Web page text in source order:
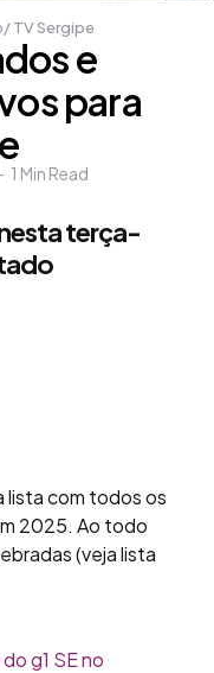
TV Sergipe
e
para
1 Min Read
terça-
lista com todos os
2025. Ao todo
(veja lista
g1 SE no